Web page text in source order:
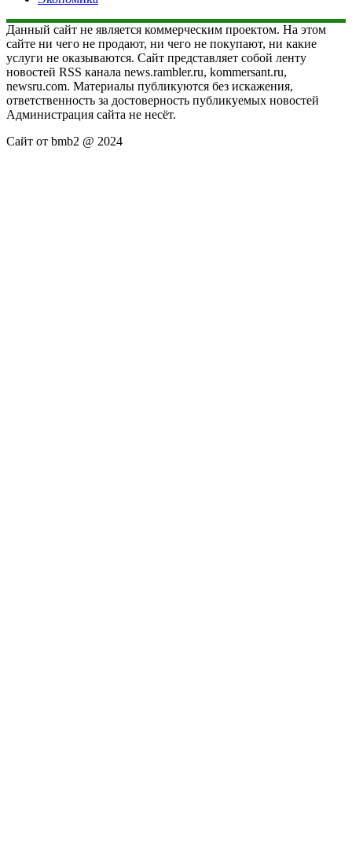
Данный сайт не является коммерческим проектом. На этом
сайте ни чего не продают, ни чего не покупают, ни какие
услуги не оказываются. Сайт представляет собой ленту
новостей RSS канала news.rambler.ru, kommersant.ru,
newsru.com. Материалы публикуются без искажения,
ответственность за достоверность публикуемых новостей
Администрация сайта не несёт.
Сайт от bmb2 @ 2024